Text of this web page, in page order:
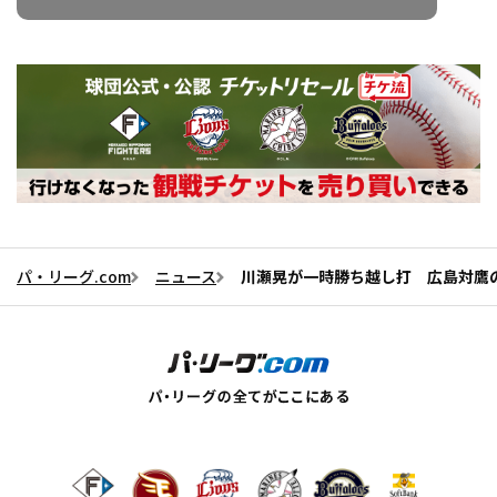
パ・リーグ.com ニュース 川瀬晃が一時勝ち越し打 広島対鷹